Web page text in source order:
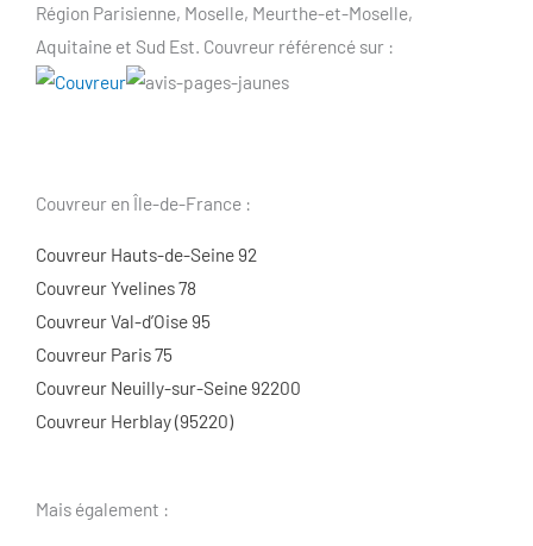
Région Parisienne, Moselle, Meurthe-et-Moselle,
Aquitaine et Sud Est. Couvreur référencé sur :
Couvreur en Île-de-France :
Couvreur Hauts-de-Seine 92
Couvreur Yvelines 78
Couvreur Val-d’Oise 95
Couvreur Paris 75
Couvreur Neuilly-sur-Seine 92200
Couvreur Herblay (95220)
Mais également :